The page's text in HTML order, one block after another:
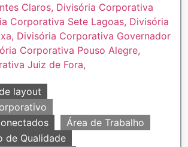
layout
Área de Trabalho
de Qualidade